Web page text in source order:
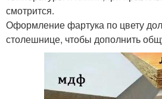
смотрится.
Оформление фартука по цвету
столешнице, чтобы дополнить